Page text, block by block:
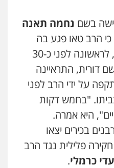
צבאי משפחה
דיני תעבורה
נחמה תאנה
כי הרב טאו פגע בה
מינית כאשר היתה קטינה, לראשונה לפני כ-30
דורית, התראיינה
כי הותקפה על ידי הרב לפני
בביתו. "בחמש דקות
היא אמרה.
בכירים יצאו
פלילית נגד הרב
כרמלי.
סמים מעצרים
סמים והימורים פשיעה
ומעצרים צווארון לבן והונאה
– לוי
חמורה מעצרים
תעבורה